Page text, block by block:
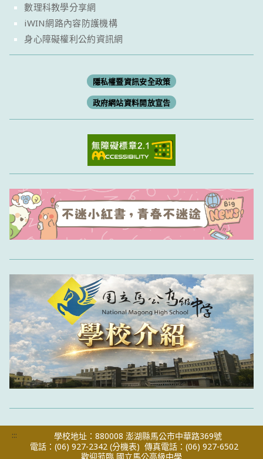
數理科教學分享網
iWIN網路內容防護機構
身心障礙權利公約資訊網
隱私權暨資訊安全政策
政府網站資料開放宣告
:::
學校地址：880008 澎湖縣馬公市中華路369號
電話：(06) 927-2342 (分機表) 傳真電話：(06) 927-6502
歡迎蒞臨 國立馬公高級中學